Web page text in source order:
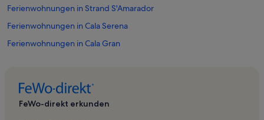
Ferienwohnungen in Strand S'Amarador
Ferienwohnungen in Cala Serena
Ferienwohnungen in Cala Gran
Ferienwohnungen in Calonge
FeWo-direkt erkunden